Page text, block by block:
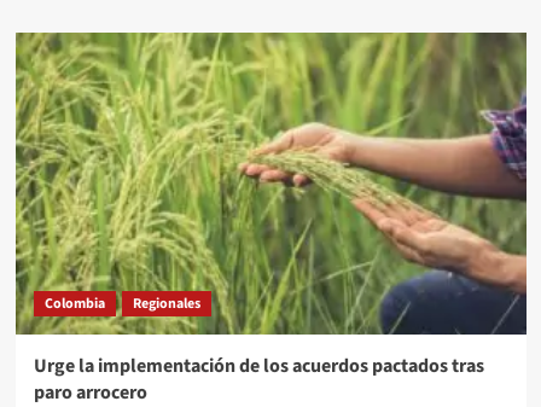
Regionalización
político-
administrativa
Colombia
2025
Colombia Regionales
Urge la implementación de los acuerdos pactados tras
paro arrocero